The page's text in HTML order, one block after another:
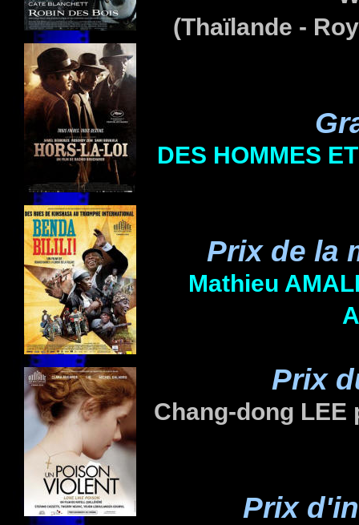
(Thaïlande -
DES HOMMES
Prix de la
Mathieu
Prix
Chang-dong LEE
Prix